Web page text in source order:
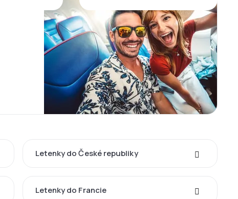
Letenky do České republiky
Letenky do Francie